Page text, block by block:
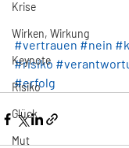
Krise
Wirken, Wirkung
Keynote
Risiko
Glück
Mut
#vertrauen #nein
#risiko
#erfolg